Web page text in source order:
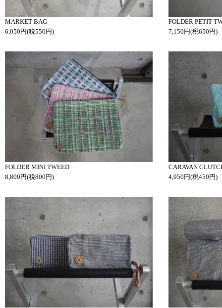
MARKET BAG
6,050円(税550円)
FOLDER PETIT
7,150円(税650円)
FOLDER MINI TWEED
8,800円(税800円)
CARAVAN
4,950円(税450円)